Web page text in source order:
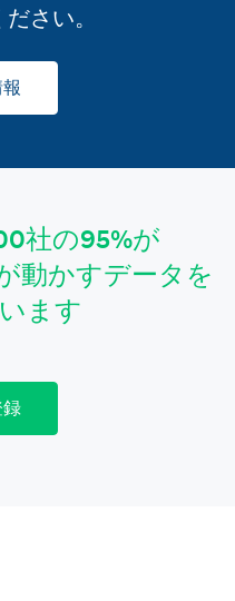
さい。
社の95%が
動かすデータを
ます